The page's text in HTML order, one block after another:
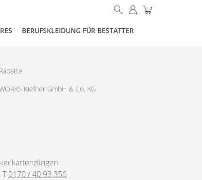
BERUFSKLEIDUNG FÜR BESTATTER
Kiefner GmbH & Co. KG
T0170 / 40 93 356